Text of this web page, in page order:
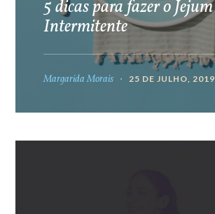
5 dicas para fazer o Jejum
Intermitente
Margarida Morais 25 DE JULHO, 2019